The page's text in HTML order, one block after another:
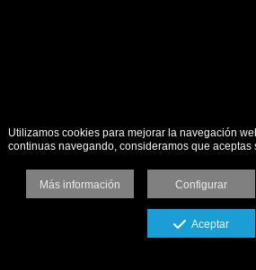
Utilizamos cookies para mejorar la navegación
continuas navegando, consideramos que aceptas
Más información Configurar
Aceptar